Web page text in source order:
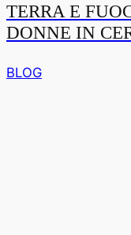
TERRA E
DONNE IN
BLOG